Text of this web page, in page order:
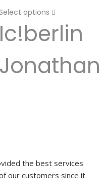
options
Ic!berlin
Jonathan
the best services
our customers since it